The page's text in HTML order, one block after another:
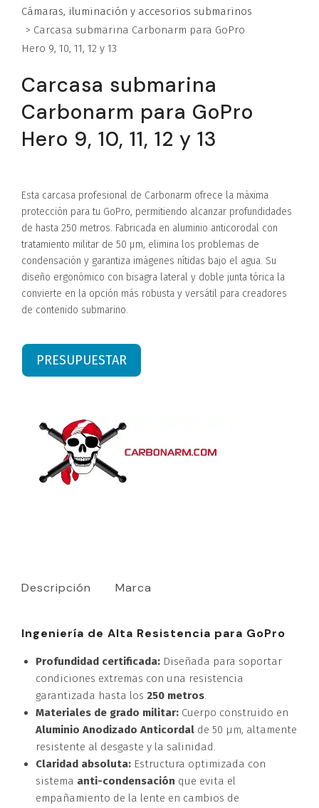
Cámaras, iluminación y accesorios submarinos
> Carcasa submarina Carbonarm para GoPro
Hero 9, 10, 11, 12 y 13
Carcasa submarina
Carbonarm para GoPro
Hero 9, 10, 11, 12 y 13
Esta carcasa profesional de Carbonarm ofrece la máxima
protección para tu GoPro, permitiendo alcanzar profundidades
de hasta 250 metros. Fabricada en aluminio anticorodal con
tratamiento militar de 50 μm, elimina los problemas de
condensación y garantiza imágenes nítidas bajo el agua. Su
diseño ergonómico con bisagra lateral y doble junta tórica la
convierte en la opción más robusta y versátil para creadores
de contenido submarino.
PRESUPUESTAR
Descripción Marca
Ingeniería de Alta Resistencia para GoPro
Profundidad certificada: Diseñada para soportar
condiciones extremas con una resistencia
garantizada hasta los 250 metros.
Materiales de grado militar: Cuerpo construido en
Aluminio Anodizado Anticordal de 50 μm, altamente
resistente al desgaste y la salinidad.
Claridad absoluta: Estructura optimizada con
sistema anti-condensación que evita el
empañamiento de la lente en cambios de